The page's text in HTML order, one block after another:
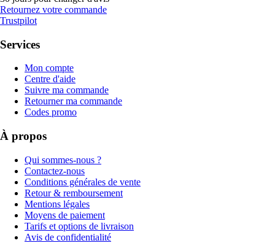
Retournez votre commande
Trustpilot
Services
Mon compte
Centre d'aide
Suivre ma commande
Retourner ma commande
Codes promo
À propos
Qui sommes-nous ?
Contactez-nous
Conditions générales de vente
Retour & remboursement
Mentions légales
Moyens de paiement
Tarifs et options de livraison
Avis de confidentialité